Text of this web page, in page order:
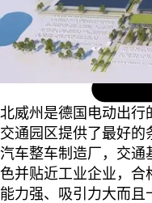
此内容目前受您的
更改设置
北威州是德国电动出行
交通园区提供了最好
汽车整车制造厂，交通
色并贴近工业企业，合
能力强、吸引力大而